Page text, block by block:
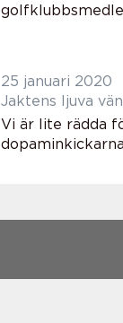
25 januari 2020
Jaktens ljuva
Vi är lite rädda